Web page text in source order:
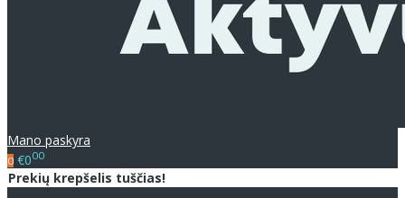
Mano paskyra
0 €000
Prekių krepšelis tuščias!